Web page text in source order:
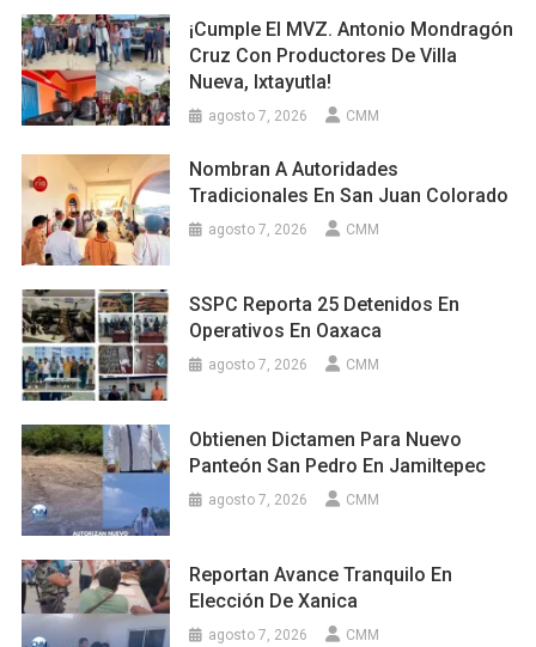
¡Cumple El MVZ. Antonio Mondragón
Cruz Con Productores De Villa
Nueva, Ixtayutla!
agosto 7, 2026 CMM
Nombran A Autoridades
Tradicionales En San Juan Colorado
agosto 7, 2026 CMM
SSPC Reporta 25 Detenidos En
Operativos En Oaxaca
agosto 7, 2026 CMM
Obtienen Dictamen Para Nuevo
Panteón San Pedro En Jamiltepec
agosto 7, 2026 CMM
Reportan Avance Tranquilo En
Elección De Xanica
agosto 7, 2026 CMM